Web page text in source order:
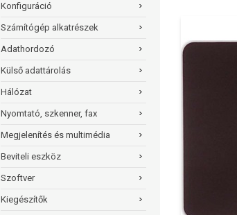
Konfiguráció
Számítógép alkatrészek
Adathordozó
Külső adattárolás
Hálózat
Nyomtató, szkenner, fax
Megjelenítés és multimédia
Beviteli eszköz
Szoftver
Kiegészítők